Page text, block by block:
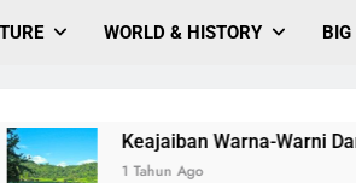
WORLD & HISTORY BIG
Warna-Warni Danau Linow,
Ago